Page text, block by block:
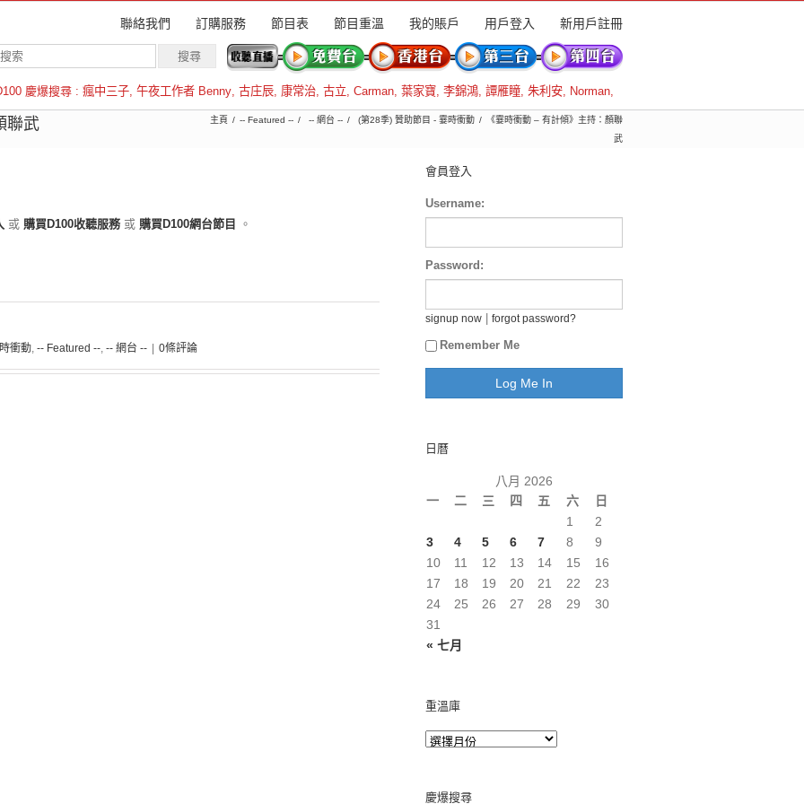
聯絡我們 訂購服務 節目表 節目重溫 我的賬戶 用戶登入 新用戶註冊
慶爆搜尋 : 瘋中三子, 午夜工作者 Benny, 古庄辰, 康常治, 古立, Carman, 葉家寶, 李錦鴻, 譚雁瞳, 朱利安, Norman,
倫斯
聯武 主頁 -- Featured -- -- 網台 -- (第28季) 贊助節目 - 霎時衝動
《霎時衝動 – 有計傾》主持：顏聯
武
或 購買D100收聽服務 或 購買D100網台節目 。
衝動, -- Featured --, -- 網台 -- 0條評論
會員登入
Username:
Password:
signup now forgot password?
Remember Me
日曆
八月 2026
一
二 三 四 五 六 日
« 七月
1
2
3
4 5 6 7 8
9
10
11 12 13 14 15
16
17
18 19 20 21 22
23
24
25 26 27 28 29
30
31
重溫庫
慶爆搜尋